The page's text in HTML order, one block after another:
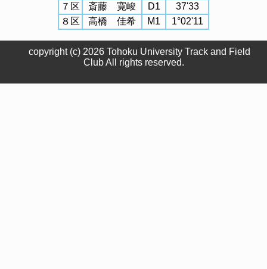
７区
斎藤 寛峻 D1
37'33
８区
高橋 佳希 M1 1°02'11
copyright (c) 2026 Tohoku University Track and Field
Club All rights reserved.